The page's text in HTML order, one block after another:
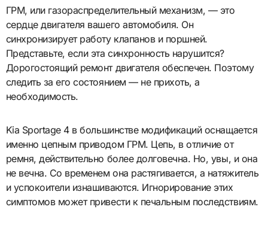
ГРМ, или газораспределительный механизм, — это
сердце двигателя вашего автомобиля. Он
синхронизирует работу клапанов и поршней.
Представьте, если эта синхронность нарушится?
Дорогостоящий ремонт двигателя обеспечен. Поэтому
следить за его состоянием — не прихоть, а
необходимость.
Kia Sportage 4 в большинстве модификаций оснащается
именно цепным приводом ГРМ. Цепь, в отличие от
ремня, действительно более долговечна. Но, увы, и она
не вечна. Со временем она растягивается, а натяжитель
и успокоители изнашиваются. Игнорирование этих
симптомов может привести к печальным последствиям.